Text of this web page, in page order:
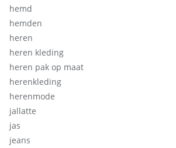
hemd
hemden
heren
heren kleding
heren pak op maat
herenkleding
herenmode
jallatte
jas
jeans